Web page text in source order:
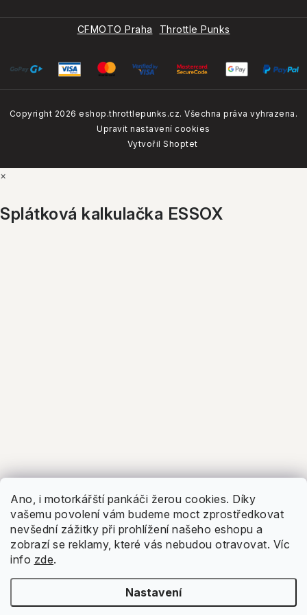
Ano, i motorkářští pankáči žerou cookies. Díky
vašemu povolení vám budeme moct zprostředkovat
nevšední zážitky při prohlížení našeho eshopu a
zobrazí se reklamy, které vás nebudou otravovat. Víc
info zde.
Nastavení
25.3.2026Jak nás hodnotí naši zákazníci?
4.8 Google
Zobrazit recenze
CFMOTO Praha Throttle Punks
Vytvořil Shoptet
Copyright 2026 eshop.throttlepunks.cz. Všechna práva vyhrazena.
Upravit nastavení cookies
×
Splátková kalkulačka ESSOX